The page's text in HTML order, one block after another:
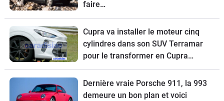
faire…
Cupra va installer le moteur cinq
cylindres dans son SUV Terramar
pour le transformer en Cupra
Terramar VZ5.
Dernière vraie Porsche 911, la 993
demeure un bon plan et voici